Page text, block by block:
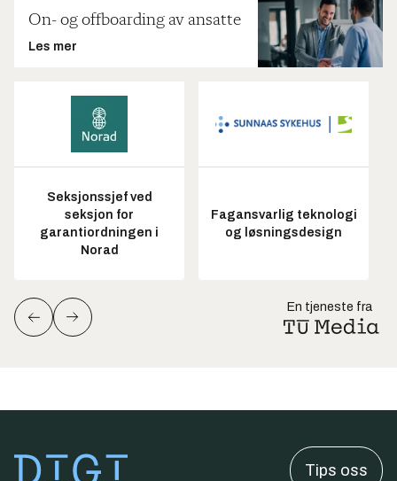
On- og offboarding av ansatte
Les mer
Seksjonssjef ved
seksjon for
garantiordningen i
Norad
Fagansvarlig teknologi
og løsningsdesign
En tjeneste fra
Tips oss